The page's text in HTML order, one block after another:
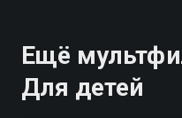
Ещё
Для детей